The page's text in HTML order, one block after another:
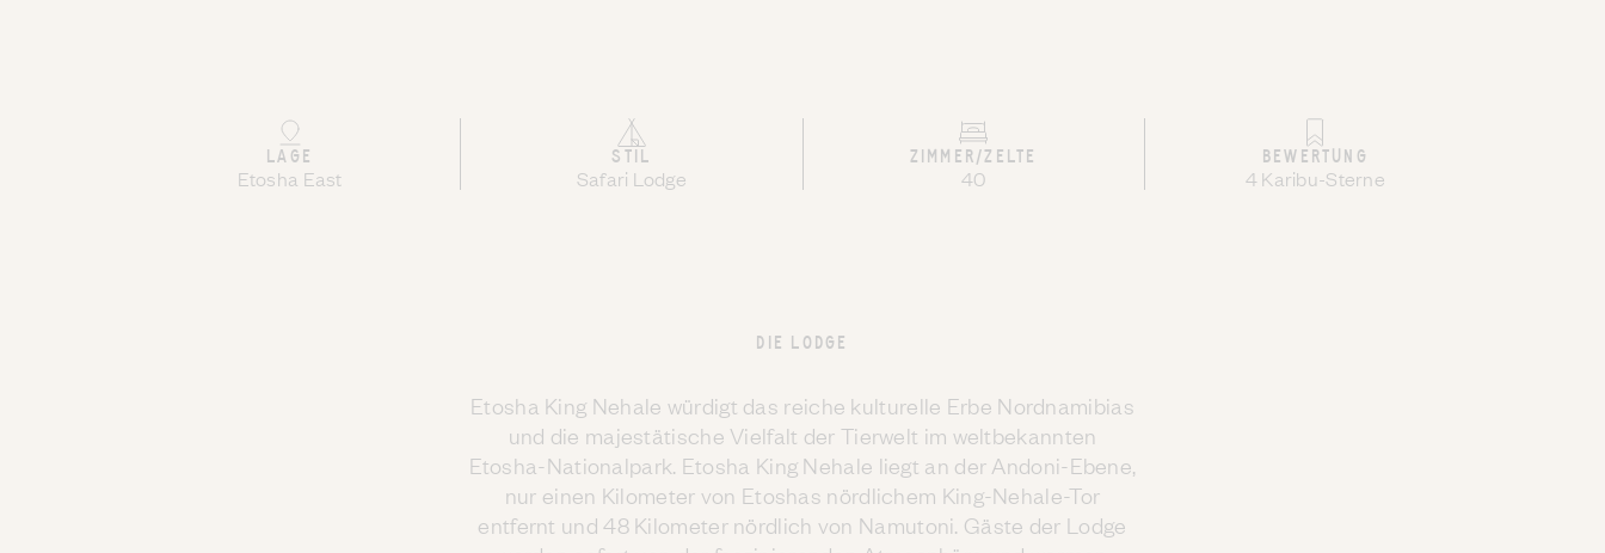
LAGE
Etosha East
STIL
Safari Lodge
ZIMMER/ZELTE
40
BEWERTUNG
4 Karibu-Sterne
DIE LODGE
Etosha King Nehale würdigt das reiche kulturelle Erbe Nordnamibias
und die majestätische Vielfalt der Tierwelt im weltbekannten
Etosha-Nationalpark. Etosha King Nehale liegt an der Andoni-Ebene,
nur einen Kilometer von Etoshas nördlichem King-Nehale-Tor
entfernt und 48 Kilometer nördlich von Namutoni. Gäste der Lodge